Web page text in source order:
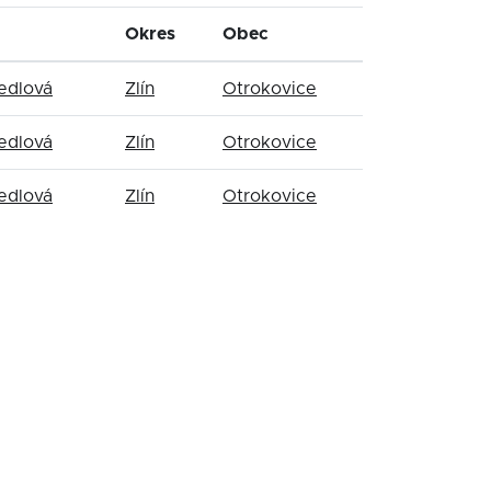
Okres Obec
Zlín Otrokovice
Zlín Otrokovice
Zlín Otrokovice